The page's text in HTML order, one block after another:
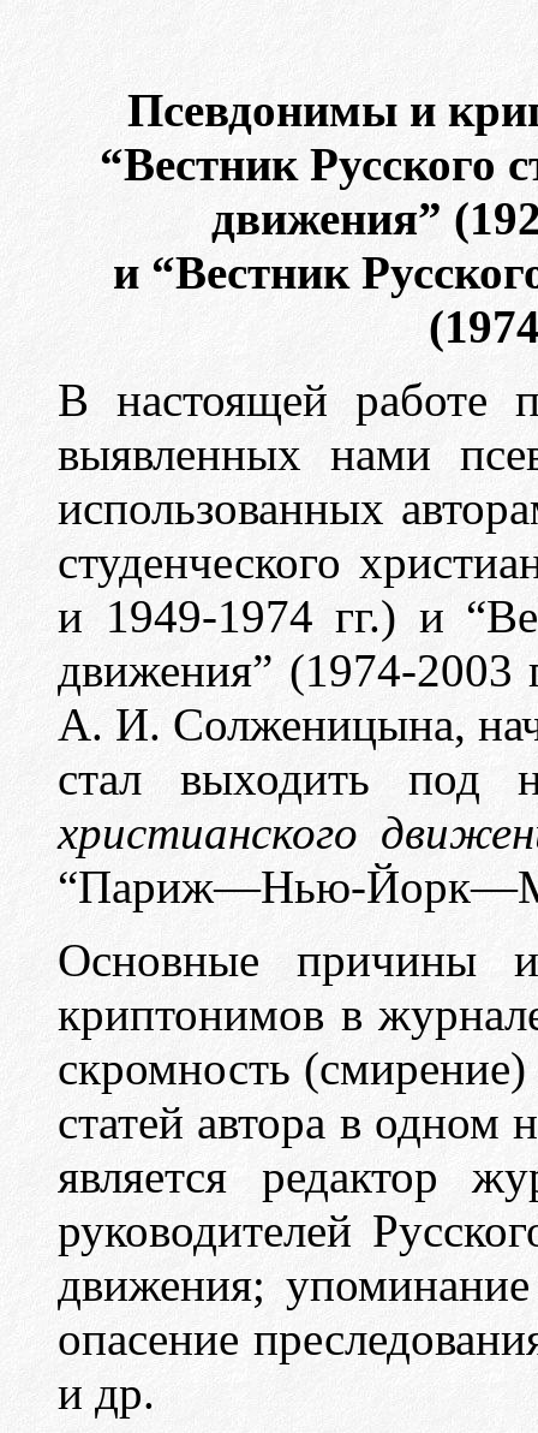
Псевдонимы и
“Вестник Русского
движения”
и “Вестник
В настоящей работе
выявленных нами
использованных
студенческого
и 1949-1974 гг.) и
движения” (1974-2003
А. И. Солженицына,
стал выходить под
христианского
“Париж—Нью-
Основные причины
криптонимов в
скромность (смирение)
статей автора в одном
является редактор
руководителей
движения; упоминание
опасение
и др.